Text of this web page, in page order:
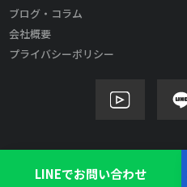
LINEでお問い合わせ
ブログ・コラム
会社概要
プライバシーポリシー